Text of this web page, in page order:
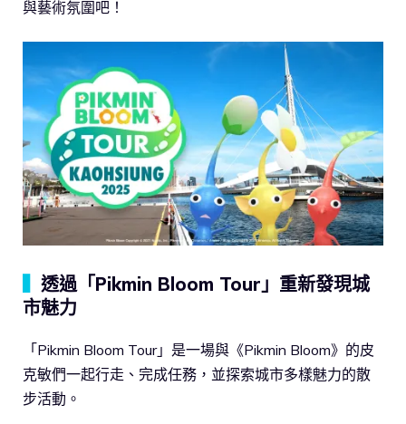
與藝術氛圍吧！
透過「Pikmin Bloom Tour」重新發現城
市魅力
「Pikmin Bloom Tour」是一場與《Pikmin Bloom》的皮
克敏們一起行走、完成任務，並探索城市多樣魅力的散
步活動。